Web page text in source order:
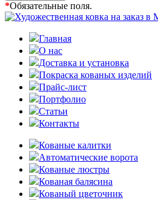
*Обязательные поля.
Главная
О нас
Доставка и установка
Покраска кованых изделий
Прайс-лист
Портфолио
Статьи
Контакты
Кованые калитки
Автоматические ворота
Кованые люстры
Кованая балясина
Кованый цветочник